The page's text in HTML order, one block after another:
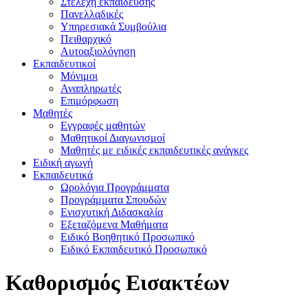
Πανελλαδικές
Υπηρεσιακά Συμβούλια
Πειθαρχικό
Αυτοαξιολόγηση
Εκπαιδευτικοί
Μόνιμοι
Αναπληρωτές
Επιμόρφωση
Μαθητές
Εγγραφές μαθητών
Μαθητικοί Διαγωνισμοί
Μαθητές με ειδικές εκπαιδευτικές ανάγκες
Ειδική αγωγή
Εκπαιδευτικά
Ωρολόγια Προγράμματα
Προγράμματα Σπουδών
Ενισχυτική Διδασκαλία
Εξεταζόμενα Μαθήματα
Ειδικό Βοηθητικό Προσωπικό
Ειδικό Εκπαιδευτικό Προσωπικό
Καθορισμός Εισακτέων